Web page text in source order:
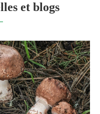
et blogs